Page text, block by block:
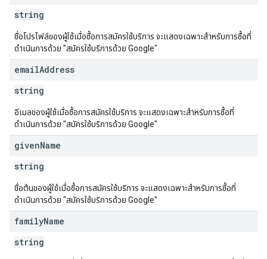
string
ชื่อโปรไฟล์ของผู้ใช้เมื่อซื้อการสมัครใช้บริการ จะแสดงเฉพาะสำหรับการซื้อที่
ดำเนินการด้วย "สมัครใช้บริการด้วย Google"
emailAddress
string
อีเมลของผู้ใช้เมื่อซื้อการสมัครใช้บริการ จะแสดงเฉพาะสำหรับการซื้อที่
ดำเนินการด้วย "สมัครใช้บริการด้วย Google"
givenName
string
ชื่อต้นของผู้ใช้เมื่อซื้อการสมัครใช้บริการ จะแสดงเฉพาะสำหรับการซื้อที่
ดำเนินการด้วย "สมัครใช้บริการด้วย Google"
familyName
string